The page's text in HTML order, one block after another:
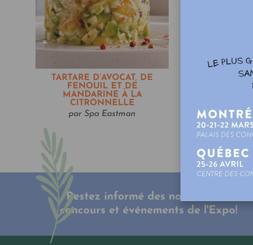
TARTARE D’AVOCAT, DE
FENOUIL ET DE
MANDARINE À LA
CITRONNELLE
par Spa Eastman
Restez informé des nouveautés,
concours et événements de l'Expo!